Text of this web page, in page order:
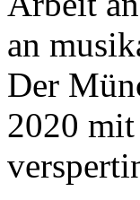
an
Der
2020